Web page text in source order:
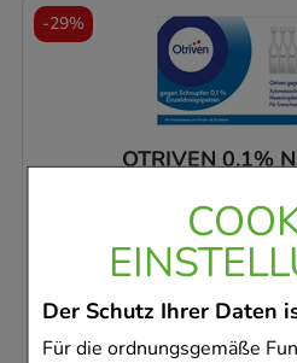
Der Schutz Ihrer Daten
Für die ordnungsgemäße
OTRIVEN 0,1%
Haleon
40X0.3
Sofort
-29%